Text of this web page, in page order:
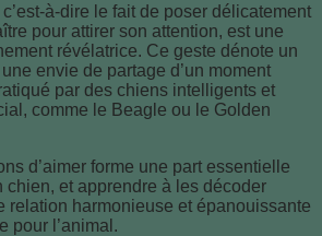
à-dire le fait de poser délicatement
pour attirer son attention, est une
révélatrice. Ce geste dénote un
envie de partage d’un moment
par des chiens intelligents et
comme le Beagle ou le Golden
d’aimer forme une part essentielle
chien, et apprendre à les décoder
relation harmonieuse et épanouissante
pour l’animal.